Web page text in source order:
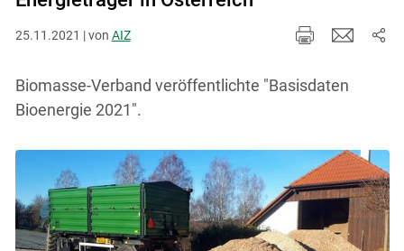
25.11.2021 | von AIZ
Biomasse-Verband veröffentlichte "Basisdaten
Bioenergie 2021".